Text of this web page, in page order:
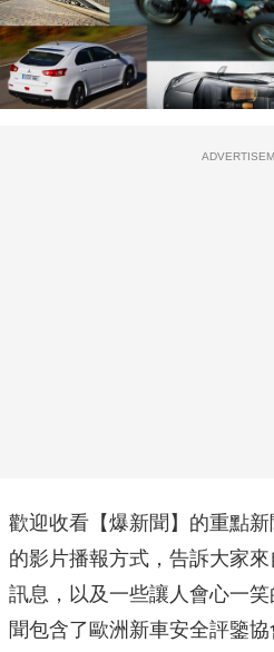
歡迎收看【爆新聞】的重點
的影片播報方式，告訴大家
訊息，以及一些讓人會心一
聞包含了歐洲新車安全評鑒